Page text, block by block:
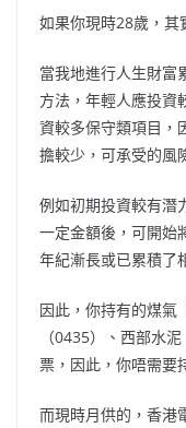
如果你現時28歲，其
當我地進行人生財富
方法，年輕人應投資
資較多保守類項目，
擔較少，可承受的風
例如初期投資較有潛
一定金額後，可開始
年紀漸長或已累積了
因此，你持有的煤氣
（0435）、西部水
票，因此，你唔需要
而現時月供的，香港